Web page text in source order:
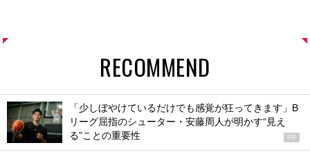
RECOMMEND
「少しぼやけているだけでも感覚が狂ってきます」B
リーグ屈指のシューター・安藤周人が明かす“見え
る”ことの重要性
PR